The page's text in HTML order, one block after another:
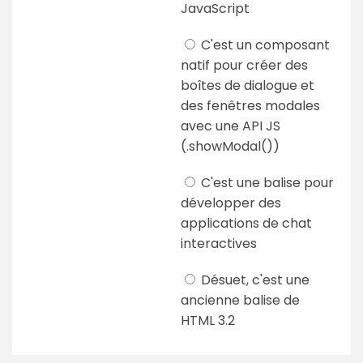
JavaScript
C'est un composant
natif pour créer des
boîtes de dialogue et
des fenêtres modales
avec une API JS
(.showModal())
C'est une balise pour
développer des
applications de chat
interactives
Désuet, c'est une
ancienne balise de
HTML 3.2